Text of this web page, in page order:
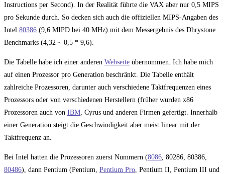
Instructions per Second). In der Realität führte die VAX aber nur 0,5 MIPS
pro Sekunde durch. So decken sich auch die offiziellen MIPS-Angaben des
Intel 80386 (9,6 MIPD bei 40 MHz) mit dem Messergebnis des Dhrystone
Benchmarks (4,32 ~ 0,5 * 9,6).
Die Tabelle habe ich einer anderen Webseite übernommen. Ich habe mich
auf einen Prozessor pro Generation beschränkt. Die Tabelle enthält
zahlreiche Prozessoren, darunter auch verschiedene Taktfrequenzen eines
Prozessors oder von verschiedenen Herstellern (früher wurden x86
Prozessoren auch von IBM , Cyrus und anderen Firmen gefertigt. Innerhalb
einer Generation steigt die Geschwindigkeit aber meist linear mit der
Taktfrequenz an.
Bei Intel hatten die Prozessoren zuerst Nummern (8086 , 80286, 80386,
80486), dann Pentium (Pentium, Pentium Pro , Pentium II, Pentium III und